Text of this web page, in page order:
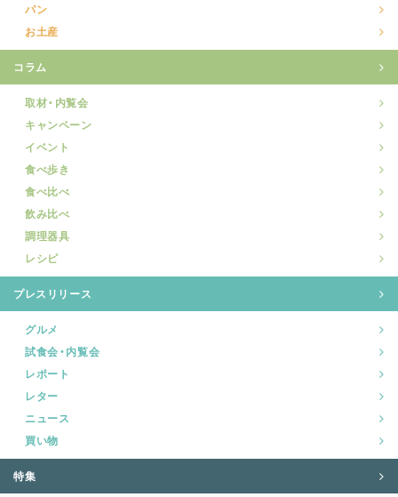
パン
お土産
コラム
取材・内覧会
キャンペーン
イベント
食べ歩き
食べ比べ
飲み比べ
調理器具
レシピ
プレスリリース
グルメ
試食会・内覧会
レポート
レター
ニュース
買い物
特集